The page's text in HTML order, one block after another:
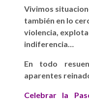
Vivimos
también en lo
violencia,
indiferencia…
En todo
aparentes
Celebrar la